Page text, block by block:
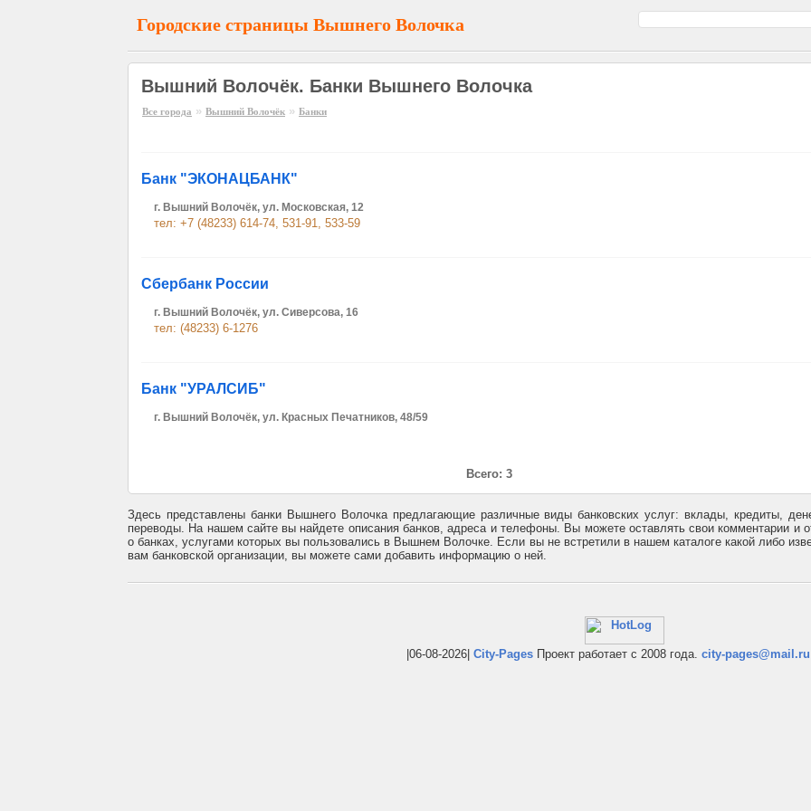
Городские страницы Вышнего Волочка
Вышний Волочёк. Банки Вышнего Волочка
Все города » Вышний Волочёк » Банки
Банк "ЭКОНАЦБАНК"
г. Вышний Волочёк, ул. Московская, 12
тел: +7 (48233) 614-74, 531-91, 533-59
Сбербанк России
г. Вышний Волочёк, ул. Сиверсова, 16
тел: (48233) 6-1276
Банк "УРАЛСИБ"
г. Вышний Волочёк, ул. Красных Печатников, 48/59
Всего: 3
Здесь представлены банки Вышнего Волочка предлагающие различные виды банковских услуг: вклады, кредиты,
переводы. На нашем сайте вы найдете описания банков, адреса и телефоны. Вы можете оставлять свои комментарии и
о банках, услугами которых вы пользовались в Вышнем Волочке. Если вы не встретили в нашем каталоге какой либо
вам банковской организации, вы можете сами добавить информацию о ней.
|06-08-2026| City-Pages Проект работает с 2008 года. city-pages@mail.ru